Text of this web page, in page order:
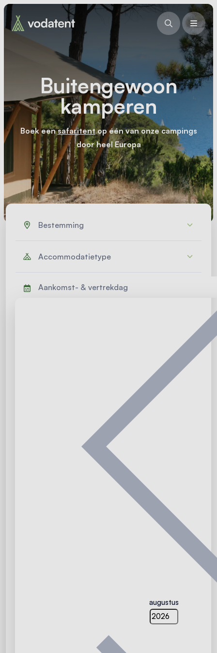
Buitengewoon
kamperen
Boek eensafaritentop één van onze campings
door heel Europa
augustus